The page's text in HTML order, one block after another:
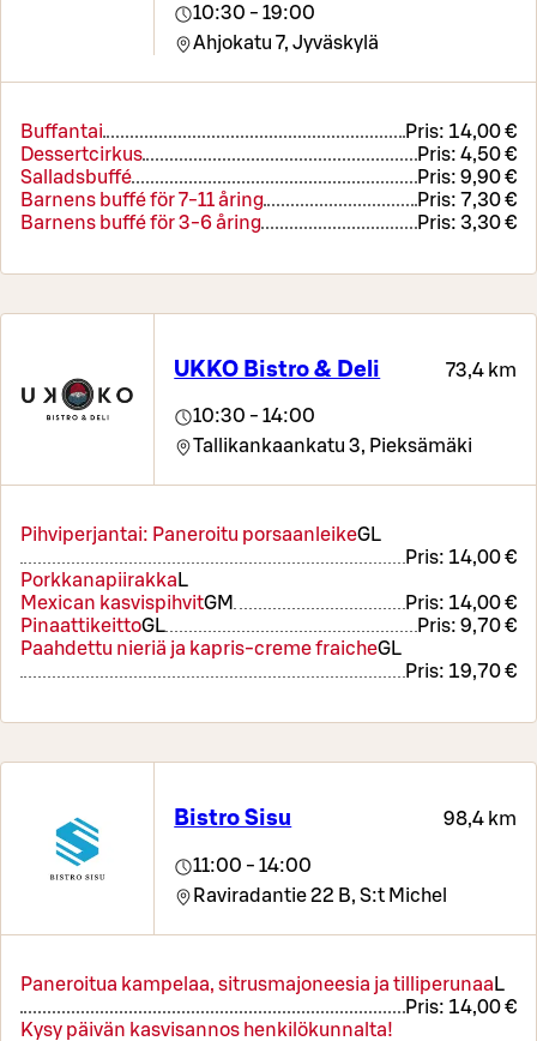
10:30 - 19:00
Ahjokatu 7, Jyväskylä
Buffantai Pris: 14,00 €
Dessertcirkus
Pris: 4,50 €
Salladsbuffé
Pris: 9,90 €
Barnens buffé för 7-11 åring
Pris: 7,30 €
Barnens buffé för 3-6 åring
Pris: 3,30 €
UKKO Bistro & Deli 73,4 km
10:30 - 14:00
Tallikankaankatu 3, Pieksämäki
Pihviperjantai: Paneroitu porsaanleikeGL
Pris: 14,00 €
Porkkanapiirakka L
Mexican kasvispihvitGM Pris: 14,00 €
PinaattikeittoGL Pris: 9,70 €
Paahdettu nieriä ja kapris-creme fraicheGL
Pris: 19,70 €
Bistro Sisu 98,4 km
11:00 - 14:00
Raviradantie 22 B, S:t Michel
Paneroitua kampelaa, sitrusmajoneesia ja tilliperunaa L
Pris: 14,00 €
Kysy päivän kasvisannos henkilökunnalta!